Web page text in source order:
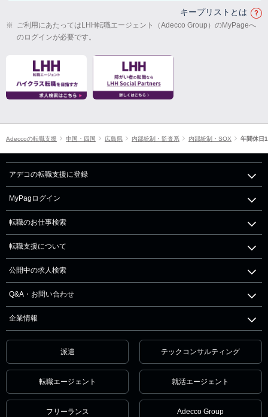
キープリストとは
※ ご利用にあたってはLHH転職エージェント（Adecco Group）のMyPageへ
のログインが必要です。
Adeccoの転職支援 中国・四国 広島県 内部統制・監査系 内部統制・SOX 年間休日
アデコの転職支援に登録
MyPagログイン
転職のお仕事検索
転職支援について
公開中の求人検索
Q&A・お問い合わせ
企業情報
派遣 テックコンサルティング
転職エージェント 就活エージェント
フリーランス Adecco Group